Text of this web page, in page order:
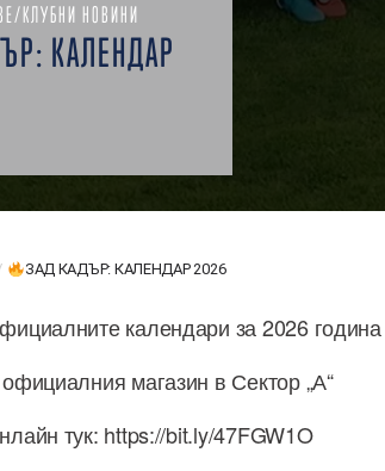
КЛУБНИ НОВИНИ
КАЛЕНДАР
ЗАД КАДЪР: КАЛЕНДАР 2026
календари за 2026
магазин в Сектор „А“
тук: https://bit.ly/47FGW1O